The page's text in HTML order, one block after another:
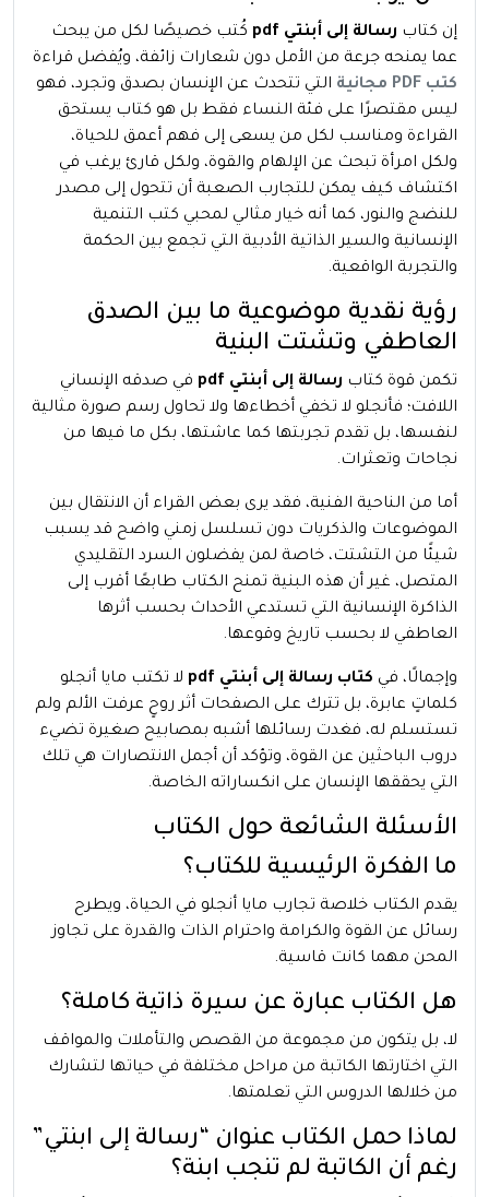
إن كتاب رسالة إلى أبنتي pdf
كُتب خصيصًا لكل من يبحث
عما يمنحه جرعة من الأمل دون شعارات زائفة، ويُفضل قراءة
كتب PDF مجانية
التي تتحدث عن الإنسان بصدق وتجرد، فهو
ليس مقتصرًا على فئة النساء فقط بل هو كتاب يستحق
القراءة ومناسب لكل من يسعى إلى فهم أعمق للحياة،
ولكل امرأة تبحث عن الإلهام والقوة، ولكل قارئ يرغب في
اكتشاف كيف يمكن للتجارب الصعبة أن تتحول إلى مصدر
للنضج والنور، كما أنه خيار مثالي لمحبي كتب التنمية
الإنسانية والسير الذاتية الأدبية التي تجمع بين الحكمة
والتجربة الواقعية.
رؤية نقدية موضوعية ما بين الصدق
العاطفي وتشتت البنية
تكمن قوة كتاب رسالة إلى أبنتي pdf
في صدقه الإنساني
اللافت؛ فأنجلو لا تخفي أخطاءها ولا تحاول رسم صورة مثالية
لنفسها، بل تقدم تجربتها كما عاشتها، بكل ما فيها من
نجاحات وتعثرات.
أما من الناحية الفنية، فقد يرى بعض القراء أن الانتقال بين
الموضوعات والذكريات دون تسلسل زمني واضح قد يسبب
شيئًا من التشتت، خاصة لمن يفضلون السرد التقليدي
المتصل، غير أن هذه البنية تمنح الكتاب طابعًا أقرب إلى
الذاكرة الإنسانية التي تستدعي الأحداث بحسب أثرها
العاطفي لا بحسب تاريخ وقوعها.
وإجمالًا، في كتاب رسالة إلى أبنتي pdf
لا تكتب مايا أنجلو
كلماتٍ عابرة، بل تترك على الصفحات أثر روحٍ عرفت الألم ولم
تستسلم له، فغدت رسائلها أشبه بمصابيح صغيرة تضيء
دروب الباحثين عن القوة، وتؤكد أن أجمل الانتصارات هي تلك
التي يحققها الإنسان على انكساراته الخاصة.
الأسئلة الشائعة حول الكتاب
ما الفكرة الرئيسية للكتاب؟
يقدم الكتاب خلاصة تجارب مايا أنجلو في الحياة، ويطرح
رسائل عن القوة والكرامة واحترام الذات والقدرة على تجاوز
المحن مهما كانت قاسية.
هل الكتاب عبارة عن سيرة ذاتية كاملة؟
لا، بل يتكون من مجموعة من القصص والتأملات والمواقف
التي اختارتها الكاتبة من مراحل مختلفة في حياتها لتشارك
من خلالها الدروس التي تعلمتها.
لماذا حمل الكتاب عنوان “رسالة إلى ابنتي”
رغم أن الكاتبة لم تنجب ابنة؟